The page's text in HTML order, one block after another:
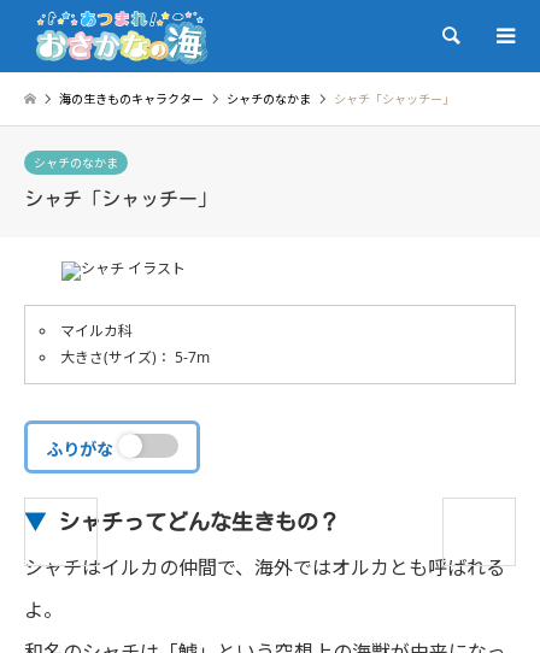
検索
海の生きものキャラクター シャチのなかま シャチ「シャッチー」
シャチのなかま
シャチ「シャッチー」
マイルカ科
大きさ(サイズ)： 5-7m
ふりがな
▼ シャチってどんな生きもの？
シャチはイルカの仲間で、 海外ではオルカとも呼ばれる
よ。